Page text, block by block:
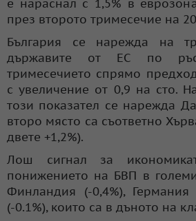
е нараснал с 1,5% в
през второто тримесечие на
България се нарежда на
държавите от ЕС по
тримесечието спрямо
с увеличение от 0,9 на сто.
този показател се нарежда
второ място са съответно
двете +1,2%).
Лош сигнал за
понижението на БВП в
Финландия (-0,4%),
(-0.1%), които са в дъното на